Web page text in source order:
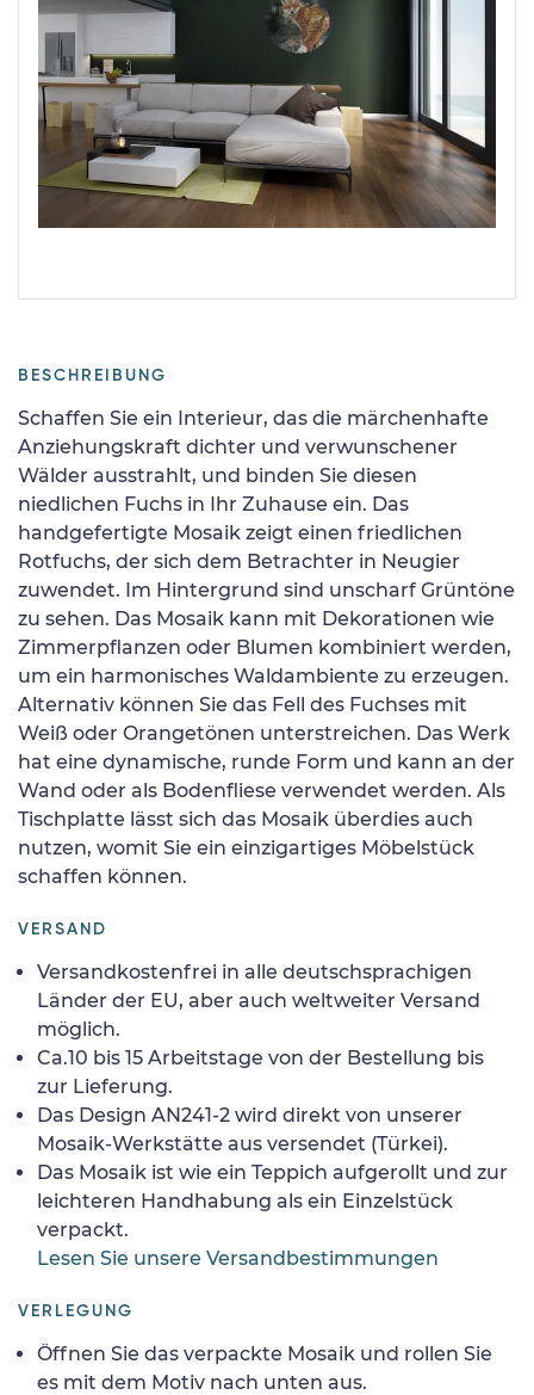
BESCHREIBUNG
Schaffen Sie ein Interieur, das die märchenhafte
Anziehungskraft dichter und verwunschener
Wälder ausstrahlt, und binden Sie diesen
niedlichen Fuchs in Ihr Zuhause ein. Das
handgefertigte Mosaik zeigt einen friedlichen
Rotfuchs, der sich dem Betrachter in Neugier
zuwendet. Im Hintergrund sind unscharf Grüntöne
zu sehen. Das Mosaik kann mit Dekorationen wie
Zimmerpflanzen oder Blumen kombiniert werden,
um ein harmonisches Waldambiente zu erzeugen.
Alternativ können Sie das Fell des Fuchses mit
Weiß oder Orangetönen unterstreichen. Das Werk
hat eine dynamische, runde Form und kann an der
Wand oder als Bodenfliese verwendet werden. Als
Tischplatte lässt sich das Mosaik überdies auch
nutzen, womit Sie ein einzigartiges Möbelstück
schaffen können.
VERSAND
Versandkostenfrei in alle deutschsprachigen
Länder der EU, aber auch weltweiter Versand
möglich.
Ca.10 bis 15 Arbeitstage von der Bestellung bis
zur Lieferung.
Das Design AN241-2 wird direkt von unserer
Mosaik-Werkstätte aus versendet (Türkei).
Das Mosaik ist wie ein Teppich aufgerollt und zur
leichteren Handhabung als ein Einzelstück
verpackt.
Lesen Sie unsere Versandbestimmungen
VERLEGUNG
Öffnen Sie das verpackte Mosaik und rollen Sie
es mit dem Motiv nach unten aus.